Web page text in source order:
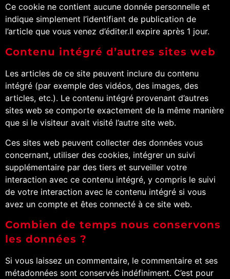
Ce cookie ne contient aucune donnée personnelle et
indique simplement l’identifiant de publication de
l’article que vous venez d’éditer.Il expire après 1 jour.
Contenu intégré d’autres sites web
Les articles de ce site peuvent inclure du contenu
intégré (par exemple des vidéos, des images, des
articles, etc.). Le contenu intégré provenant d’autres
sites web se comporte exactement de la même manière
que si le visiteur avait visité l’autre site web.
Ces sites web peuvent collecter des données vous
concernant, utiliser des cookies, intégrer un suivi
supplémentaire par des tiers et surveiller votre
interaction avec ce contenu intégré, y compris le suivi
de votre interaction avec le contenu intégré si vous
avez un compte et êtes connecté à ce site web.
Combien de temps nous conservons
les données ?
Si vous laissez un commentaire, le commentaire et ses
métadonnées sont conservés indéfiniment. C’est pour